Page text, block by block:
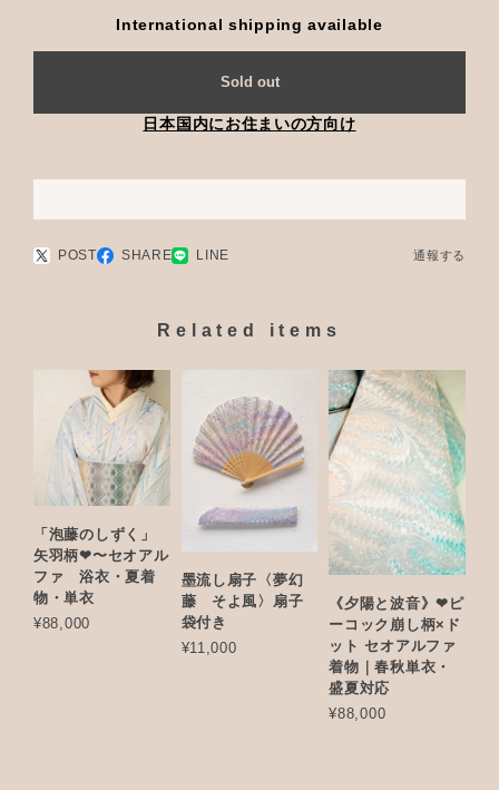
International shipping available
Sold out
日本国内にお住まいの方向け
POST SHARE LINE 通報する
Related items
「泡藤のしずく」
矢羽柄❤︎〜セオアル
ファ 浴衣・夏着
物・単衣
¥88,000
墨流し扇子〈夢幻
藤 そよ風〉扇子
袋付き
¥11,000
《夕陽と波音》❤︎ピ
ーコック崩し柄×ド
ット セオアルファ
着物｜春秋単衣・
盛夏対応
¥88,000